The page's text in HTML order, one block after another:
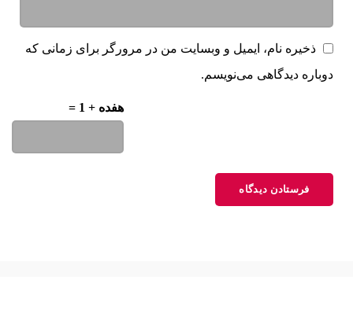
ذخیره نام، ایمیل و وبسایت من در مرورگر برای زمانی که
دوباره دیدگاهی می‌نویسم.
هفده + 1 =